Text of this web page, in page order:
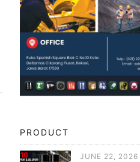
PRODUCT
JUNE 22, 2026